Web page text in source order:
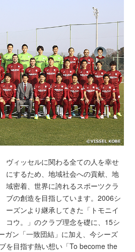
ヴィッセルに関わる全ての人を幸せ
にするため、地域社会への貢献、地
域密着、世界に誇れるスポーツクラ
ブの創造を目指しています。2006シ
ーズンより継承してきた「トモニイ
コウ。」のクラブ理念を礎に、15シ
ガン「一致団結」に加え、今シーズ
を目指す熱い想い「To become the